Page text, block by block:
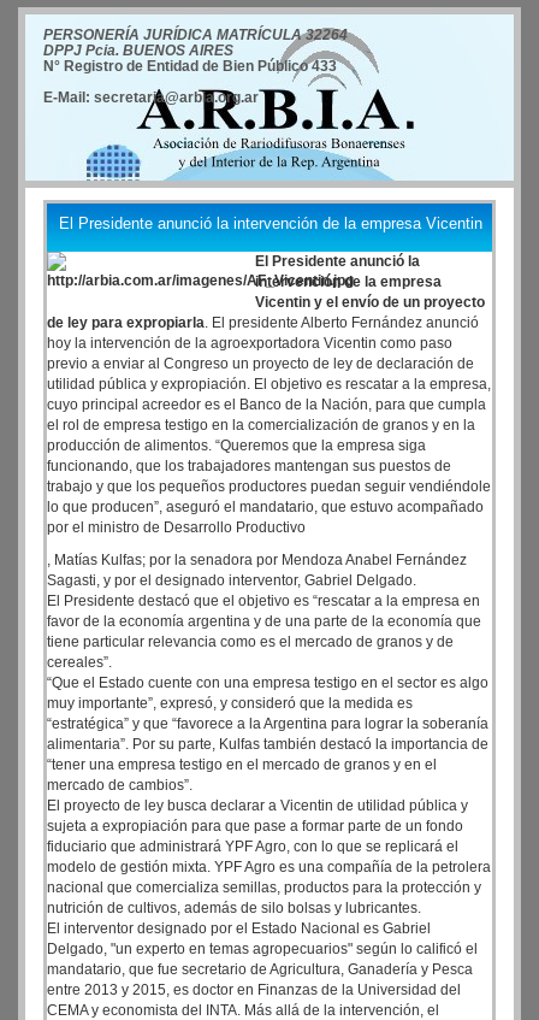
PERSONERÍA JURÍDICA MATRÍCULA 32264
DPPJ Pcia. BUENOS AIRES
N° Registro de Entidad de Bien Público 433
E-Mail: secretaria@arbia.org.ar
El Presidente anunció la intervención de la empresa Vicentin
El Presidente anunció la
intervención de la empresa
Vicentin y el envío de un proyecto
de ley para expropiarla. El presidente Alberto Fernández anunció
hoy la intervención de la agroexportadora Vicentin como paso
previo a enviar al Congreso un proyecto de ley de declaración de
utilidad pública y expropiación. El objetivo es rescatar a la empresa,
cuyo principal acreedor es el Banco de la Nación, para que cumpla
el rol de empresa testigo en la comercialización de granos y en la
producción de alimentos. “Queremos que la empresa siga
funcionando, que los trabajadores mantengan sus puestos de
trabajo y que los pequeños productores puedan seguir vendiéndole
lo que producen”, aseguró el mandatario, que estuvo acompañado
por el ministro de Desarrollo Productivo
, Matías Kulfas; por la senadora por Mendoza Anabel Fernández
Sagasti, y por el designado interventor, Gabriel Delgado.
El Presidente destacó que el objetivo es “rescatar a la empresa en
favor de la economía argentina y de una parte de la economía que
tiene particular relevancia como es el mercado de granos y de
cereales”.
“Que el Estado cuente con una empresa testigo en el sector es algo
muy importante”, expresó, y consideró que la medida es
“estratégica” y que “favorece a la Argentina para lograr la soberanía
alimentaria”. Por su parte, Kulfas también destacó la importancia de
“tener una empresa testigo en el mercado de granos y en el
mercado de cambios”.
El proyecto de ley busca declarar a Vicentin de utilidad pública y
sujeta a expropiación para que pase a formar parte de un fondo
fiduciario que administrará YPF Agro, con lo que se replicará el
modelo de gestión mixta. YPF Agro es una compañía de la petrolera
nacional que comercializa semillas, productos para la protección y
nutrición de cultivos, además de silo bolsas y lubricantes.
El interventor designado por el Estado Nacional es Gabriel
Delgado, "un experto en temas agropecuarios" según lo calificó el
mandatario, que fue secretario de Agricultura, Ganadería y Pesca
entre 2013 y 2015, es doctor en Finanzas de la Universidad del
CEMA y economista del INTA. Más allá de la intervención, el